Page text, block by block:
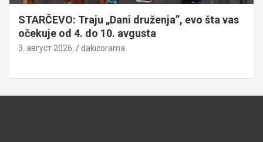
STARČEVO: Traju „Dani druženja”, evo šta vas
očekuje od 4. do 10. avgusta
3. август 2026. dakicorama